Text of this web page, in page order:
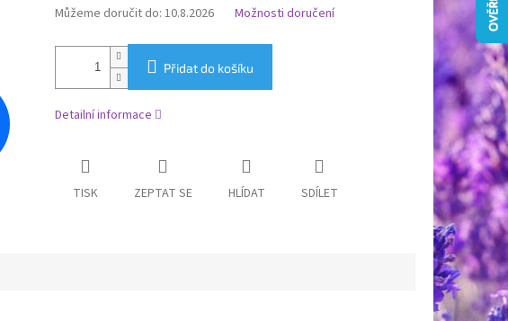
Můžeme doručit do: 10.8.2026 Možnosti doručení
Přidat do košíku
Detailní informace
TISK ZEPTAT SE HLÍDAT SDÍLET